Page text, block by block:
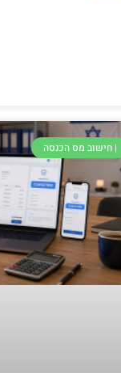
| חישוב מס הכנסה